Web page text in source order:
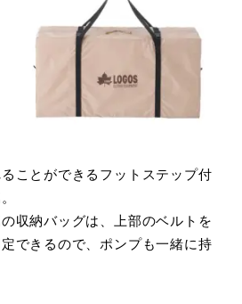
ことができるフットステップ付
収納バッグは、上部のベルトを
できるので、ポンプも一緒に持